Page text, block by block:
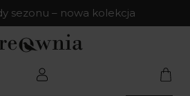
sezonu – nowa kolekcja